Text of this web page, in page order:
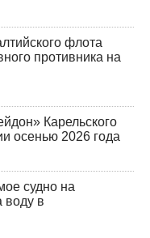
флота
противника на
Карельского
осенью 2026 года
судно на
воду в